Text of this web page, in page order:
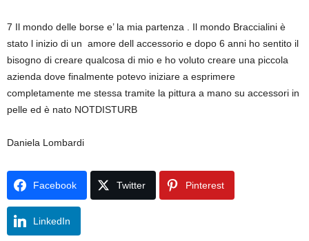
7 Il mondo delle borse e’ la mia partenza . Il mondo Braccialini è
stato l inizio di un amore dell accessorio e dopo 6 anni ho sentito il
bisogno di creare qualcosa di mio e ho voluto creare una piccola
azienda dove finalmente potevo iniziare a esprimere
completamente me stessa tramite la pittura a mano su accessori in
pelle ed è nato NOTDISTURB
Daniela Lombardi
Facebook Twitter Pinterest
LinkedIn